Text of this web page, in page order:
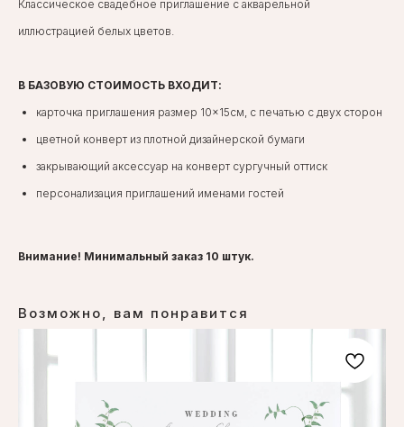
Классическое свадебное приглашение с акварельной
иллюстрацией белых цветов.
В БАЗОВУЮ СТОИМОСТЬ ВХОДИТ:
карточка приглашения размер 10×15см, с печатью с двух сторон
цветной конверт из плотной дизайнерской бумаги
закрывающий аксессуар на конверт сургучный оттиск
персонализация приглашений именами гостей
Внимание! Минимальный заказ 10 штук.
Возможно, вам понравится